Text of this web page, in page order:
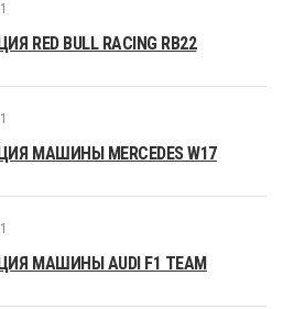
RED BULL RACING RB22
МАШИНЫ MERCEDES W17
МАШИНЫ AUDI F1 TEAM